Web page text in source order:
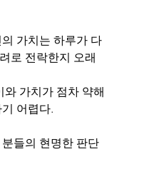
가치는 하루가 다
로 전락한지 오래
가치가 점차 약해
어렵다.
들의 현명한 판단